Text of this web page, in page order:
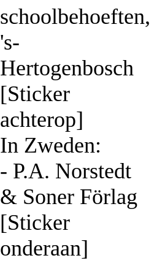
schoolbehoeften,
's-
Hertogenbosch
[Sticker
achterop]
In Zweden:
- P.A. Norstedt
& Soner Förlag
[Sticker
onderaan]